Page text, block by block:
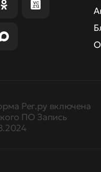
Рег.ру включена
ПО Запись